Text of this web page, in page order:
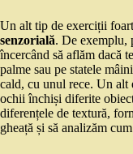
Un alt tip de exerciții
senzorială. De exemplu,
încercând să aflăm dacă
palme sau pe statele
cald, cu unul rece. Un alt
ochii închiși diferite
diferențele de textură,
gheață și să analizăm